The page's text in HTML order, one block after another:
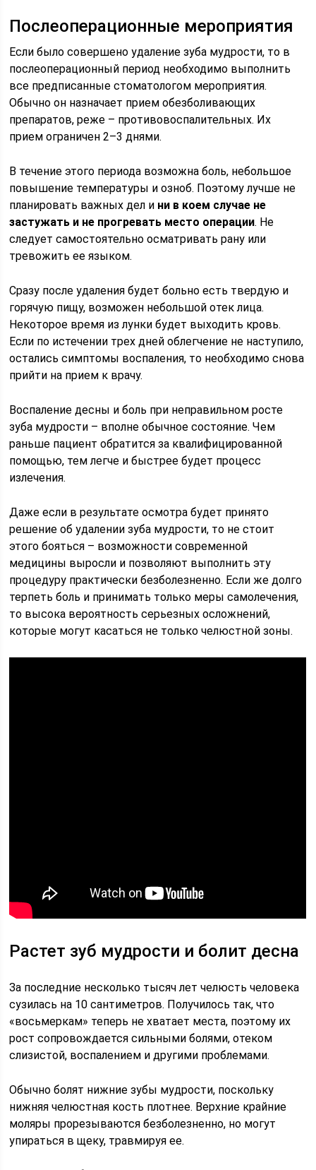
Послеоперационные мероприятия
Если было совершено удаление зуба мудрости, то в
послеоперационный период необходимо выполнить
все предписанные стоматологом мероприятия.
Обычно он назначает прием обезболивающих
препаратов, реже – противовоспалительных. Их
прием ограничен 2–3 днями.
В течение этого периода возможна боль, небольшое
повышение температуры и озноб. Поэтому лучше не
планировать важных дел и ни в коем случае не
застужать и не прогревать место операции. Не
следует самостоятельно осматривать рану или
тревожить ее языком.
Сразу после удаления будет больно есть твердую и
горячую пищу, возможен небольшой отек лица.
Некоторое время из лунки будет выходить кровь.
Если по истечении трех дней облегчение не наступило,
остались симптомы воспаления, то необходимо снова
прийти на прием к врачу.
Воспаление десны и боль при неправильном росте
зуба мудрости – вполне обычное состояние. Чем
раньше пациент обратится за квалифицированной
помощью, тем легче и быстрее будет процесс
излечения.
Даже если в результате осмотра будет принято
решение об удалении зуба мудрости, то не стоит
этого бояться – возможности современной
медицины выросли и позволяют выполнить эту
процедуру практически безболезненно. Если же долго
терпеть боль и принимать только меры самолечения,
то высока вероятность серьезных осложнений,
которые могут касаться не только челюстной зоны.
Растет зуб мудрости и болит десна
За последние несколько тысяч лет челюсть человека
сузилась на 10 сантиметров. Получилось так, что
«восьмеркам» теперь не хватает места, поэтому их
рост сопровождается сильными болями, отеком
слизистой, воспалением и другими проблемами.
Обычно болят нижние зубы мудрости, поскольку
нижняя челюстная кость плотнее. Верхние крайние
моляры прорезываются безболезненно, но могут
упираться в щеку, травмируя ее.